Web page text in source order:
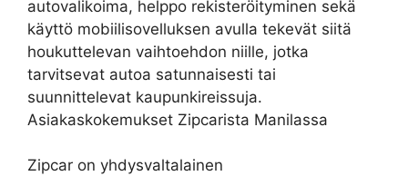
autovalikoima, helppo rekisteröityminen sekä
käyttö mobiilisovelluksen avulla tekevät siitä
houkuttelevan vaihtoehdon niille, jotka
tarvitsevat autoa satunnaisesti tai
suunnittelevat kaupunkireissuja.
Asiakaskokemukset Zipcarista Manilassa
Zipcar on yhdysvaltalainen